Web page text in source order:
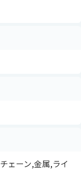
ェーン,金属,ライ